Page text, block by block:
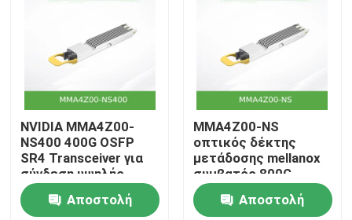
Βίντεο
Ξενάγηση στο Εργοστάσιο
NVIDIA MMA4Z00-
NS400 400G OSFP
SR4 Transceiver για
σύνδεση υψηλής
ταχύτητας σε
διακομιστήΑποστολή
MMA4Z00-NS
οπτικός δέκτης
μετάδοσης mellanox
συμβατός 800G
2xSR4 OSFP PAM4
850nm 50mΑποστολή